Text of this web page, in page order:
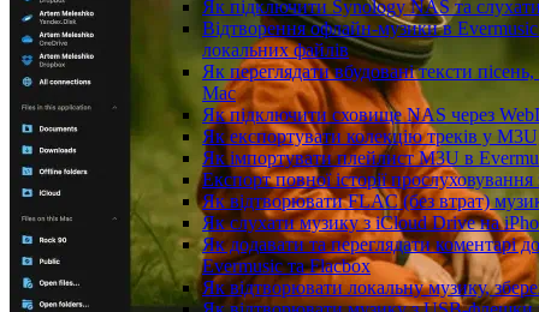
Як підключити Synology NAS та
Відтворення офлайн-музики в
локальних файлів
Як переглядати вбудовані тексти
Mac
Як підключити сховище NAS через
Як експортувати колекцію треків у
Як імпортувати плейлист M3U в
Експорт повної історії
Як відтворювати FLAC (без втрат)
Як слухати музику з iCloud Drive на
Як додавати та переглядати коментарі
Evermusic та Flacbox
Як відтворювати локальну музику,